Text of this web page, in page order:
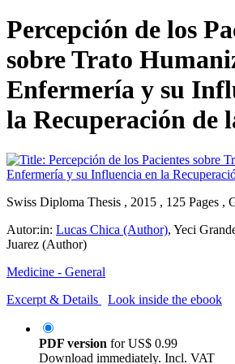
Percepción de los
sobre Trato
Enfermería y su
la Recuperación de
Swiss Diploma Thesis , 2015 , 125 Pages ,
Autor:in: Lucas Chica (Author), Yeci
Juarez (Author)
Medicine - General
Excerpt & Details
Look inside the ebook
PDF version forUS$ 0.99
Download immediately. Incl. VAT